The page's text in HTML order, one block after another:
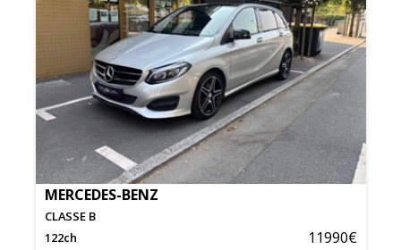
MERCEDES-BENZ
CLASSE B
122ch 11990€